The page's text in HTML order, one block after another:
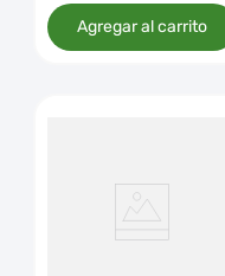
Agregar al carrito